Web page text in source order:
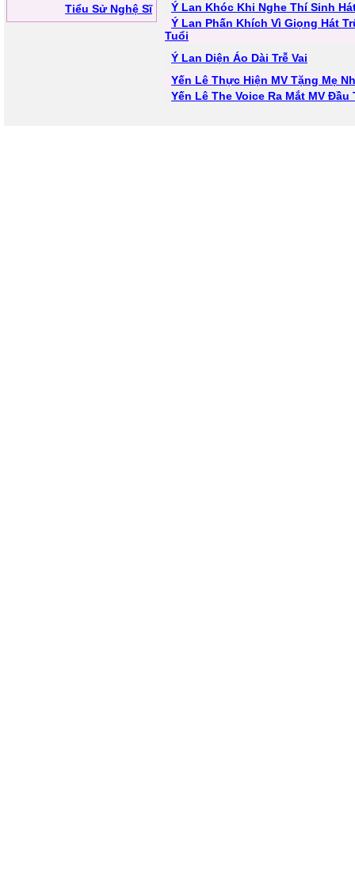
Tiểu Sử Nghệ Sĩ
Ý Lan Khóc Khi Nghe Thí Sinh
Ý Lan Phấn Khích Vì Giọng Hát
Tuổi
Ý Lan Diện Áo Dài Trễ Vai
Yến Lê Thực Hiện MV Tặng Mẹ
Yến Lê The Voice Ra Mắt MV Đầu